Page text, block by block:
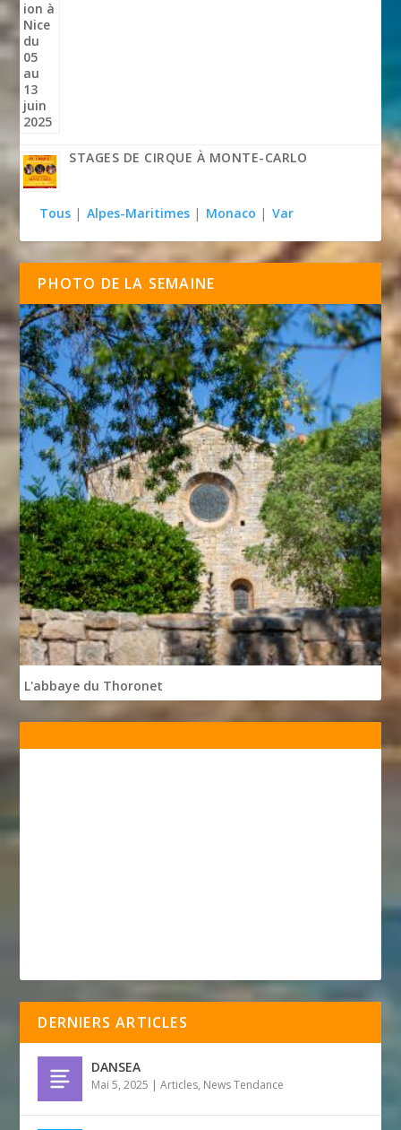
STAGES DE CIRQUE À MONTE-CARLO
Tous | Alpes-Maritimes | Monaco | Var
PHOTO DE LA SEMAINE
L'abbaye du Thoronet
DERNIERS ARTICLES
DANSEA
Mai 5, 2025 |Articles, News Tendance